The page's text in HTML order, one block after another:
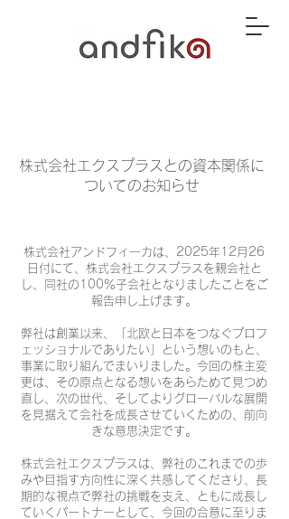
株式会社エクスプラスとの資本関係に
ついてのお知らせ
株式会社アンドフィーカは、2025年12月26
日付にて、株式会社エクスプラスを親会社と
し、同社の100％子会社となりましたことをご
報告申し上げます。
弊社は創業以来、「北欧と日本をつなぐプロフ
ェッショナルでありたい」という想いのもと、
事業に取り組んでまいりました。今回の株主変
更は、その原点となる想いをあらためて見つめ
直し、次の世代、そしてよりグローバルな展開
を見据えて会社を成長させていくための、前向
きな意思決定です。
株式会社エクスプラスは、弊社のこれまでの歩
みや目指す方向性に深く共感してくださり、長
期的な視点で弊社の挑戦を支え、ともに成長し
ていくパートナーとして、今回の合意に至りま